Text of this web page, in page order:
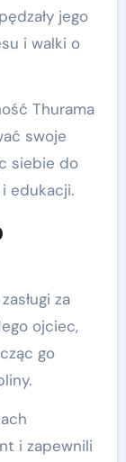
jego
i walki o
Thurama
swoje
siebie do
edukacji.
za
ojciec,
go
i zapewnili